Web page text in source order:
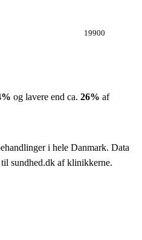
19900
% og lavere end ca. 26% af
i hele Danmark. Data
sundhed.dk af klinikkerne.